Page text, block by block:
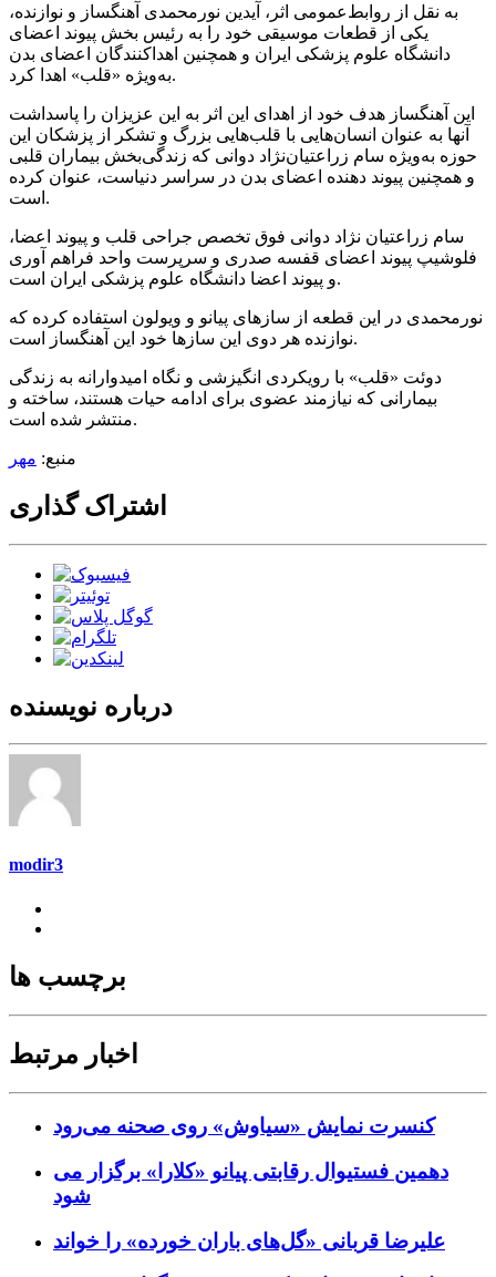
به نقل از روابط‌عمومی اثر، آیدین نورمحمدی آهنگساز و نوازنده،
یکی از قطعات موسیقی خود را به رئیس بخش پیوند اعضای
دانشگاه علوم پزشکی ایران و همچنین اهداکنندگان اعضای بدن
به‌ویژه «قلب» اهدا کرد.
این آهنگساز هدف خود از اهدای این اثر به این عزیزان را پاسداشت
آنها به عنوان انسان‌هایی با قلب‌هایی بزرگ و تشکر از پزشکان این
حوزه به‌ویژه سام زراعتیان‌نژاد دوانی که زندگی‌بخش بیماران قلبی
و همچنین پیوند دهنده اعضای بدن در سراسر دنیاست، عنوان کرده
است.
سام زراعتیان نژاد دوانی فوق تخصص جراحی قلب و پیوند اعضا،
فلوشیپ پیوند اعضای قفسه صدری و سرپرست واحد فراهم آوری
و پیوند اعضا دانشگاه علوم پزشکی ایران است.
نورمحمدی در این قطعه از سازهای پیانو و ویولون استفاده کرده که
نوازنده هر دوی این سازها خود این آهنگساز است.
دوئت «قلب» با رویکردی انگیزشی و نگاه امیدوارانه به زندگی
بیمارانی که نیازمند عضوی برای ادامه حیات هستند، ساخته و
منتشر شده است.
منبع: مهر
اشتراک گذاری
درباره نویسنده
modir3
برچسب ها
اخبار مرتبط
کنسرت‌ نمایش «سیاوش» روی صحنه می‌رود
دهمین فستیوال رقابتی پیانو «کلارا» برگزار می
شود
علیرضا قربانی «گل‌های باران خورده» را خواند